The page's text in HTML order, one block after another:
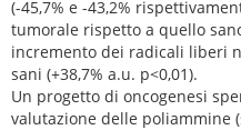
(-45,7% e -43,2%
tumorale rispetto a quello
incremento dei radicali liberi
sani (+38,7% a.u. p<0,01).
Un progetto di oncogenesi
valutazione delle poliammine